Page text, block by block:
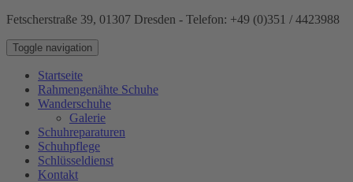
Fetscherstraße 39, 01307 Dresden - Telefon: +49 (0)351 / 4423988
Toggle navigation
Startseite
Rahmengenähte Schuhe
Wanderschuhe
Galerie
Schuhreparaturen
Schuhpflege
Schlüsseldienst
Kontakt